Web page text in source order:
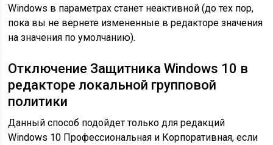
Windows в параметрах станет неактивной (до тех пор,
пока вы не вернете измененные в редакторе значения
на значения по умолчанию).
Отключение Защитника Windows 10 в
редакторе локальной групповой
политики
Данный способ подойдет только для редакций
Windows 10 Профессиональная и Корпоративная, если